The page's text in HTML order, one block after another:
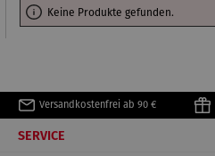
Keine Produkte gefunden.
Versandkostenfrei ab 90 €
SERVICE